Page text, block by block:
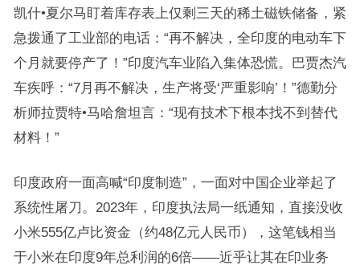
凯什•夏尔马盯着库存表上仅剩三天的稀土磁铁储备，紧
急拨通了工业部的电话：“再不解决，全印度的电动车下
个月就要停产了！”印度汽车业陷入集体恐慌。巴贾杰汽
车疾呼：“7月再不解决，生产将受‘严重影响’！”德勤分
析师拉贾特•马哈詹坦言：“现有技术下根本找不到替代
材料！”
印度政府一面高喊“印度制造”，一面对中国企业举起了
系统性屠刀。2023年，印度执法局一纸通知，直接没收
小米555亿卢比资金（约48亿元人民币），这笔钱相当
于小米在印度9年总利润的6倍——近乎让其在印业务